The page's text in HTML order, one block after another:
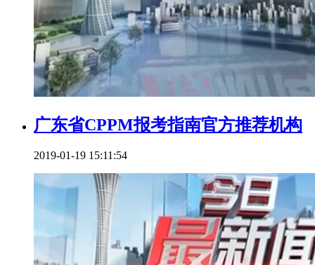
广东省CPPM报考指南官方推荐机构
2019-01-19 15:11:54